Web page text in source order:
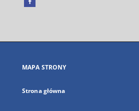
się
karcie
MAPA STRONY
Strona główna